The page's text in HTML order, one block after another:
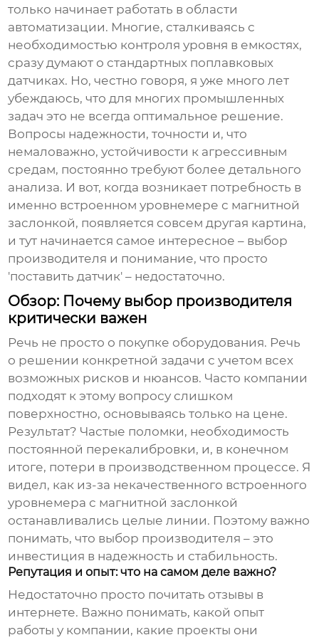
только начинает работать в области
автоматизации. Многие, сталкиваясь с
необходимостью контроля уровня в емкостях,
сразу думают о стандартных поплавковых
датчиках. Но, честно говоря, я уже много лет
убеждаюсь, что для многих промышленных
задач это не всегда оптимальное решение.
Вопросы надежности, точности и, что
немаловажно, устойчивости к агрессивным
средам, постоянно требуют более детального
анализа. И вот, когда возникает потребность в
именно встроенном уровнемере с магнитной
заслонкой, появляется совсем другая картина,
и тут начинается самое интересное – выбор
производителя и понимание, что просто
'поставить датчик' – недостаточно.
Обзор: Почему выбор производителя
критически важен
Речь не просто о покупке оборудования. Речь
о решении конкретной задачи с учетом всех
возможных рисков и нюансов. Часто компании
подходят к этому вопросу слишком
поверхностно, основываясь только на цене.
Результат? Частые поломки, необходимость
постоянной перекалибровки, и, в конечном
итоге, потери в производственном процессе. Я
видел, как из-за некачественного встроенного
уровнемера с магнитной заслонкой
останавливались целые линии. Поэтому важно
понимать, что выбор производителя – это
инвестиция в надежность и стабильность.
Репутация и опыт: что на самом деле важно?
Недостаточно просто почитать отзывы в
интернете. Важно понимать, какой опыт
работы у компании, какие проекты они